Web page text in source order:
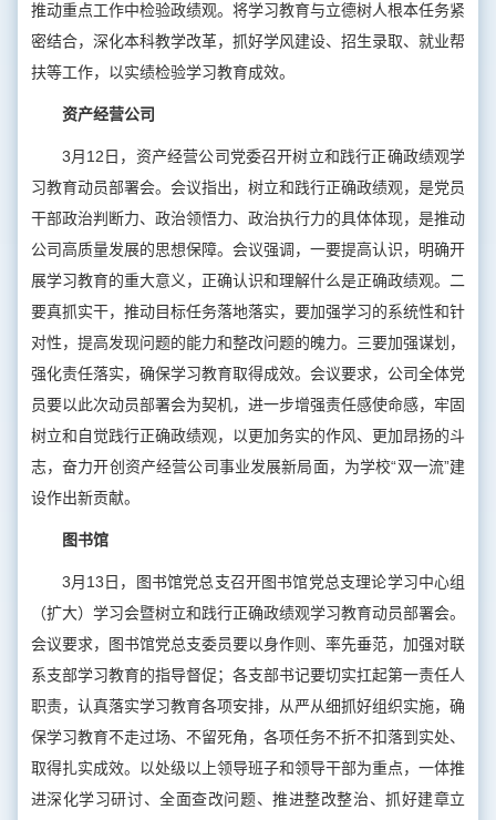
推动重点工作中检验政绩观。将学习教育与立德树人根本任务紧
密结合，深化本科教学改革，抓好学风建设、招生录取、就业帮
扶等工作，以实绩检验学习教育成效。
资产经营公司
3月12日，资产经营公司党委召开树立和践行正确政绩观学
习教育动员部署会。会议指出，树立和践行正确政绩观，是党员
干部政治判断力、政治领悟力、政治执行力的具体体现，是推动
公司高质量发展的思想保障。会议强调，一要提高认识，明确开
展学习教育的重大意义，正确认识和理解什么是正确政绩观。二
要真抓实干，推动目标任务落地落实，要加强学习的系统性和针
对性，提高发现问题的能力和整改问题的魄力。三要加强谋划，
强化责任落实，确保学习教育取得成效。会议要求，公司全体党
员要以此次动员部署会为契机，进一步增强责任感使命感，牢固
树立和自觉践行正确政绩观，以更加务实的作风、更加昂扬的斗
志，奋力开创资产经营公司事业发展新局面，为学校“双一流”建
设作出新贡献。
图书馆
3月13日，图书馆党总支召开图书馆党总支理论学习中心组
（扩大）学习会暨树立和践行正确政绩观学习教育动员部署会。
会议要求，图书馆党总支委员要以身作则、率先垂范，加强对联
系支部学习教育的指导督促；各支部书记要切实扛起第一责任人
职责，认真落实学习教育各项安排，从严从细抓好组织实施，确
保学习教育不走过场、不留死角，各项任务不折不扣落到实处、
取得扎实成效。以处级以上领导班子和领导干部为重点，一体推
进深化学习研讨、全面查改问题、推进整改整治、抓好建章立